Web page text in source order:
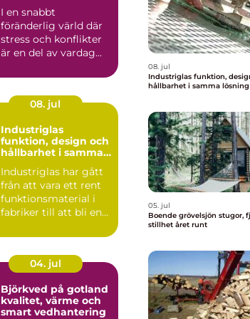
I en snabbt
föränderlig värld där
stress och konflikter
är en del av vardag...
08. jul
Industriglas
funktion, design och
hållbarhet i samma
Industriglas har gått
från att vara ett rent
funktionsmaterial i
fabriker till att bli en
04. jul
Björkved på gotland
kvalitet, värme och
smart vedhantering
08. jul
Industriglas funktion, design och
hållbarhet i samma lösning
05. jul
Boende grövelsjön stugor, fjäll och
stillhet året runt